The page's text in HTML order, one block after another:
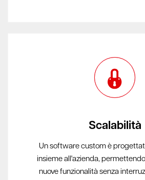
Scalabilità
Un software custom è
insieme all'azienda,
nuove funzionalità senza